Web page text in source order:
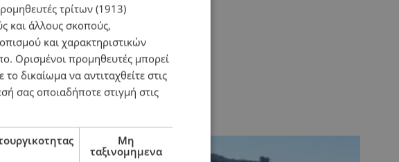
Μαυροκόλυμπου
τρίτων (1913)
και άλλους σκοπούς,
και χαρακτηριστικών
Ορισμένοι προμηθευτές μπορεί
δικαίωμα να αντιταχθείτε στις
σας οποιαδήποτε στιγμή στις
Μη
ταξινομημενα